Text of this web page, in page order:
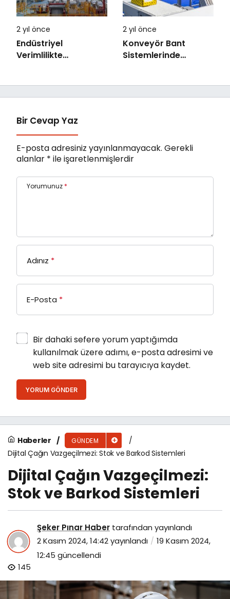
2 yıl önce
Endüstriyel
Verimlilikte
2 yıl önce
Konveyör Bant
Sistemlerinde
Bir Cevap Yaz
E-posta adresiniz yayınlanmayacak. Gerekli
alanlar * ile işaretlenmişlerdir
Yorumunuz *
Adınız *
E-Posta *
Bir dahaki sefere yorum yaptığımda
kullanılmak üzere adımı, e-posta adresimi ve
web site adresimi bu tarayıcıya kaydet.
YORUM GÖNDER
Haberler GÜNDEM
Dijital Çağın Vazgeçilmezi: Stok ve Barkod Sistemleri
Dijital Çağın Vazgeçilmezi:
Stok ve Barkod Sistemleri
Şeker Pınar Haber tarafından yayınlandı
2 Kasım 2024, 14:42yayınlandı
19 Kasım 2024,
12:45 güncellendi
145